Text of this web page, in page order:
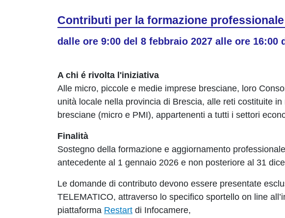
Contributi per la formazione professionale
dalle ore 9:00 del 8 febbraio 2027 alle ore 16:00
A chi é rivolta l'iniziativa
Alle micro, piccole e medie imprese bresciane, loro
unità locale nella provincia di Brescia, alle reti costituite
bresciane (micro e PMI), appartenenti a tutti i settori
Finalità
Sostegno della formazione e aggiornamento
antecedente al 1 gennaio 2026 e non posteriore al 31
Le domande di contributo devono essere presentate
TELEMATICO, attraverso lo specifico sportello on line
piattaforma Restart di Infocamere,